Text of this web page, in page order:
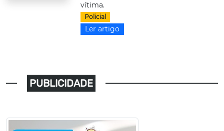
vítima.
Policial
Ler artigo
PUBLICIDADE